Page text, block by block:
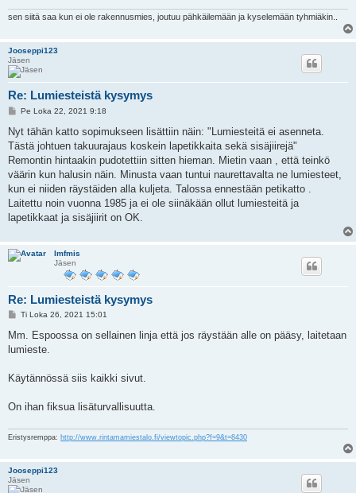
sen siitä saa kun ei ole rakennusmies, joutuu pähkäilemään ja kyselemään tyhmiäkin..
Jooseppi123
Jäsen
Re: Lumiesteistä kysymys
V
e
s
t
i
Pe Loka 22, 2021 9:18
Nyt tähän katto sopimukseen lisättiin näin: "Lumiesteitä ei asenneta.
Tästä johtuen takuurajaus koskein lapetikkaita sekä sisäjiirejä"
Remontin hintaakin pudotettiin sitten hieman. Mietin vaan , että teinkö
väärin kun halusin näin. Minusta vaan tuntui naurettavalta ne lumiesteet,
kun ei niiden räystäiden alla kuljeta. Talossa ennestään petikatto .
Laitettu noin vuonna 1985 ja ei ole siinäkään ollut lumiesteitä ja
lapetikkaat ja sisäjiirit on OK.
lmfmis
Jäsen
Re: Lumiesteistä kysymys
V
e
t
Ti Loka 26, 2021 15:01
Mm. Espoossa on sellainen linja että jos räystään alle on pääsy, laitetaan
lumieste.
Käytännössä siis kaikki sivut.
On ihan fiksua lisäturvallisuutta.
Eristysremppa: http://www.rintamamiestalo.fi/viewtopic.php?f=9&t=8430
Jooseppi123
Jäsen